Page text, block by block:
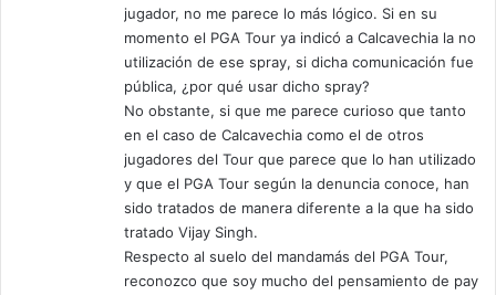
jugador, no me parece lo más lógico. Si en su
momento el PGA Tour ya indicó a Calcavechia la no
utilización de ese spray, si dicha comunicación fue
pública, ¿por qué usar dicho spray?
No obstante, si que me parece curioso que tanto
en el caso de Calcavechia como el de otros
jugadores del Tour que parece que lo han utilizado
y que el PGA Tour según la denuncia conoce, han
sido tratados de manera diferente a la que ha sido
tratado Vijay Singh.
Respecto al suelo del mandamás del PGA Tour,
reconozco que soy mucho del pensamiento de pay